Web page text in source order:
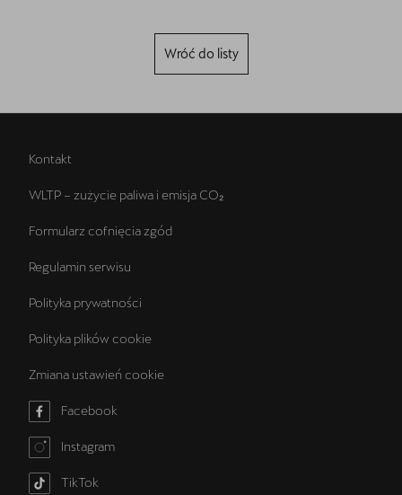
Wróć do listy
Kontakt
WLTP – zużycie paliwa i emisja CO₂
Formularz cofnięcia zgód
Regulamin serwisu
Polityka prywatności
Polityka plików cookie
Zmiana ustawień cookie
Facebook
Instagram
TikTok